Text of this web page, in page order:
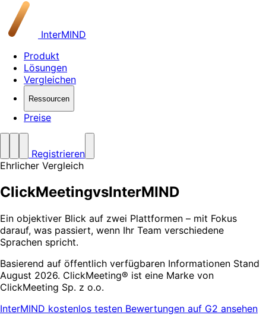
InterMIND
Produkt
Lösungen
Vergleichen
Ressourcen
Preise
Registrieren
Ehrlicher Vergleich
ClickMeetingvsInterMIND
Ein objektiver Blick auf zwei Plattformen – mit Fokus
darauf, was passiert, wenn Ihr Team verschiedene
Sprachen spricht.
Basierend auf öffentlich verfügbaren Informationen Stand
August 2026. ClickMeeting® ist eine Marke von
ClickMeeting Sp. z o.o.
InterMIND kostenlos testen Bewertungen auf G2 ansehen